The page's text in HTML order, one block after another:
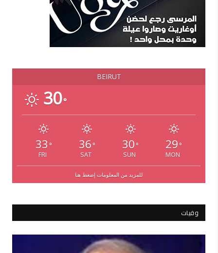
BEIRUT
30°
33 °
FRI
36 °
SAT
30 °
SUN
29 °
MON
للمزيد من المعلومات إضغط هنا
وفيات